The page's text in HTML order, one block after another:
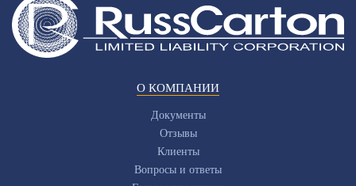
О КОМПАНИИ
Документы
Отзывы
Клиенты
Вопросы и ответы